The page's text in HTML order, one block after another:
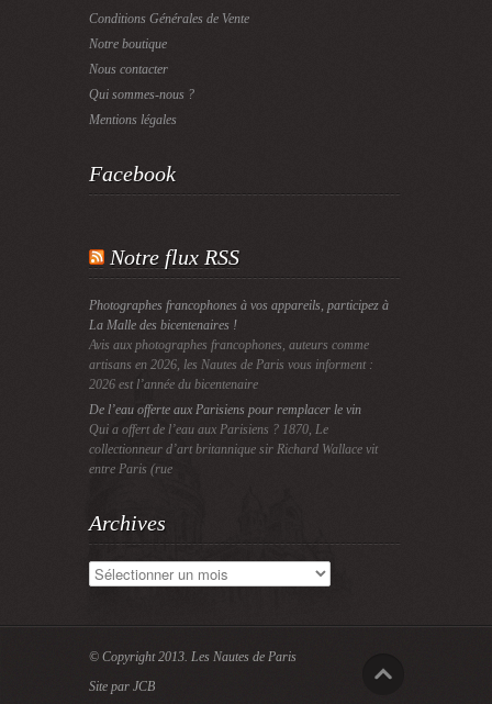
Conditions Générales de Vente
Notre boutique
Nous contacter
Qui sommes-nous ?
Mentions légales
Facebook
Notre flux RSS
Photographes francophones à vos appareils, participez à
La Malle des bicentenaires !
Avis aux photographes francophones, auteurs comme
artisans en 2026, les Nautes de Paris vous informent :
2026 est l’année du bicentenaire
De l’eau offerte aux Parisiens pour remplacer le vin
Qui a offert de l’eau aux Parisiens ? 1870, Le
collectionneur d’art britannique sir Richard Wallace vit
entre Paris (rue
Archives
Archives
© Copyright 2013. Les Nautes de Paris
Site par JCB